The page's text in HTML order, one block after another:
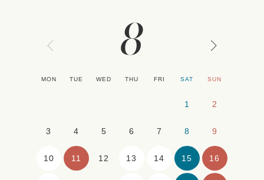
8
MON TUE WED THU FRI SAT SUN
1 2
3 4 5 6 7 8 9
10 11 12 13 14 15 16